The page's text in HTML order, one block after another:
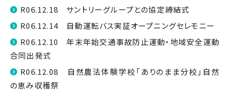
R06.12.18 サントリーグループとの協定締結式
R06.12.14 自動運転バス実証オープニングセレモニー
R06.12.10 年末年始交通事故防止運動・地域安全運動
合同出発式
R06.12.08 自然農法体験学校「ありのまま分校」自然
の恵み収穫祭